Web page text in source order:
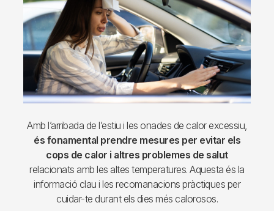
Amb l’arribada de l’estiu i les onades de calor excessiu,
és fonamental prendre mesures per evitar els
cops de calor i altres problemes de salut
relacionats amb les altes temperatures. Aquesta és la
informació clau i les recomanacions pràctiques per
cuidar-te durant els dies més calorosos.